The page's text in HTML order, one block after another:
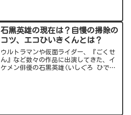
石黒英雄の現在は？自慢の掃除の
コツ、エコひいきくんとは？
ウルトラマンや仮面ライダー、『ごくせ
ん』など数々の作品に出演してきた、イ
ケメン俳優の石黒英雄(いしぐろ ひでお)